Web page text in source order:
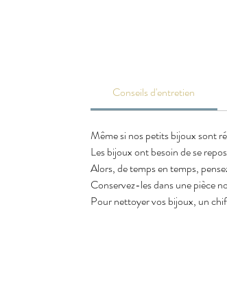
Conseils d'entretien
Même si nos petits bijoux sont
Les bijoux ont besoin de se
Alors, de temps en temps,
Conservez-les dans une pièce
Pour nettoyer vos bijoux, un